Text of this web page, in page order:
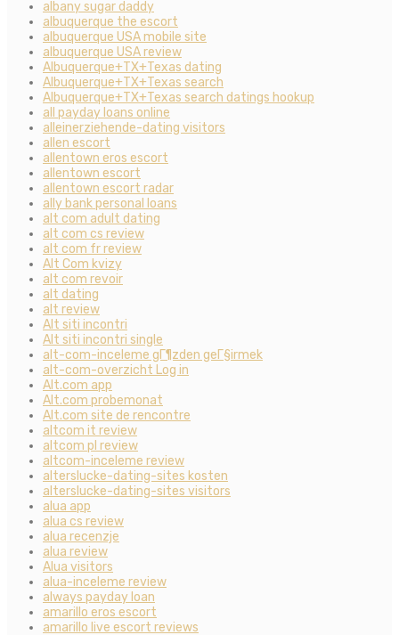
albany sugar daddy
albuquerque the escort
albuquerque USA mobile site
albuquerque USA review
Albuquerque+TX+Texas dating
Albuquerque+TX+Texas search
Albuquerque+TX+Texas search datings hookup
all payday loans online
alleinerziehende-dating visitors
allen escort
allentown eros escort
allentown escort
allentown escort radar
ally bank personal loans
alt com adult dating
alt com cs review
alt com fr review
Alt Com kvizy
alt com revoir
alt dating
alt review
Alt siti incontri
Alt siti incontri single
alt-com-inceleme gГ¶zden geГ§irmek
alt-com-overzicht Log in
Alt.com app
Alt.com probemonat
Alt.com site de rencontre
altcom it review
altcom pl review
altcom-inceleme review
alterslucke-dating-sites kosten
alterslucke-dating-sites visitors
alua app
alua cs review
alua recenzje
alua review
Alua visitors
alua-inceleme review
always payday loan
amarillo eros escort
amarillo live escort reviews